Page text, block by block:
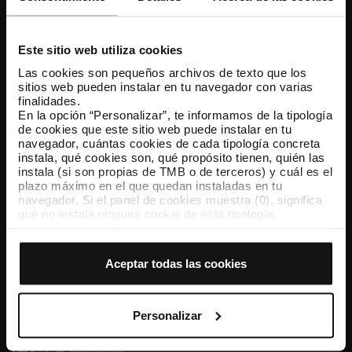
Este sitio web utiliza cookies
Las cookies son pequeños archivos de texto que los
sitios web pueden instalar en tu navegador con varias
finalidades.
En la opción “Personalizar”, te informamos de la tipología
de cookies que este sitio web puede instalar en tu
navegador, cuántas cookies de cada tipología concreta
instala, qué cookies son, qué propósito tienen, quién las
instala (si son propias de TMB o de terceros) y cuál es el
plazo máximo en el que quedan instaladas en tu
navegador. Si el panel de cookies muestra (0), significa
que no instala ninguna cookie de esta tipología.
que todas estas cookies se instalen en tu navegador.
tipología de cookies permite indicar si quieres que se
instalen o no las cookies de esa clase.
Una vez que hayas marcado tus preferencias, debes
hacer clic en “Seleccionar y configurar”. Así se instalarán
previamente. Te sugerimos que selecciones las cookies
Aceptar todas las cookies
Personalizar
Resuelve tus dudas
Síguenos
TMB en las redes sociales
TMB App
Descárgate TMB App y compra tus billetes
App Store Google Play